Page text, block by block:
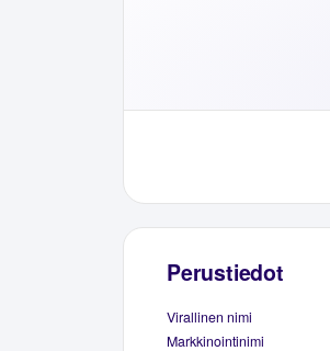
Perustiedot
Virallinen nimi
Markkinointinimi